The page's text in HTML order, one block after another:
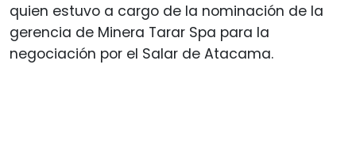
quien estuvo a cargo de la nominación de la
gerencia de Minera Tarar Spa para la
negociación por el Salar de Atacama.